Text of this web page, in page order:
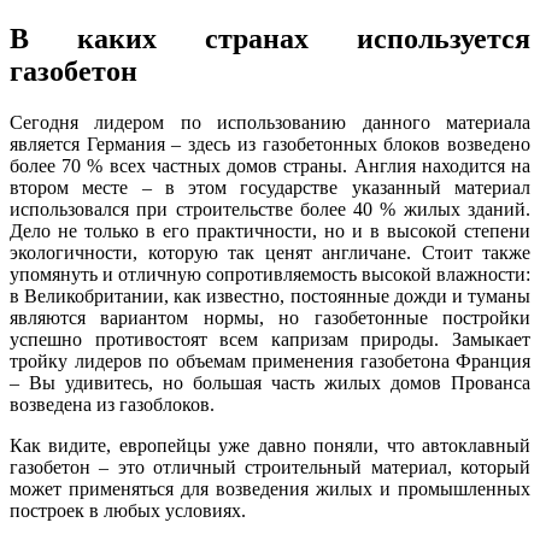
В каких странах используется
газобетон
Сегодня лидером по использованию данного материала
является Германия – здесь из газобетонных блоков возведено
более 70 % всех частных домов страны. Англия находится на
втором месте – в этом государстве указанный материал
использовался при строительстве более 40 % жилых зданий.
Дело не только в его практичности, но и в высокой степени
экологичности, которую так ценят англичане. Стоит также
упомянуть и отличную сопротивляемость высокой влажности:
в Великобритании, как известно, постоянные дожди и туманы
являются вариантом нормы, но газобетонные постройки
успешно противостоят всем капризам природы. Замыкает
тройку лидеров по объемам применения газобетона Франция
– Вы удивитесь, но большая часть жилых домов Прованса
возведена из газоблоков.
Как видите, европейцы уже давно поняли, что автоклавный
газобетон – это отличный строительный материал, который
может применяться для возведения жилых и промышленных
построек в любых условиях.